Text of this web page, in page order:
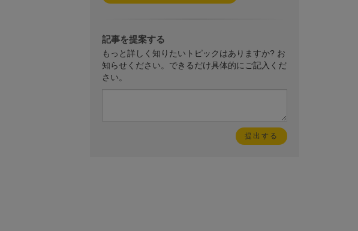
記事を提案する
もっと詳しく知りたいトピックはありますか? お
知らせください。できるだけ具体的にご記入くだ
さい。